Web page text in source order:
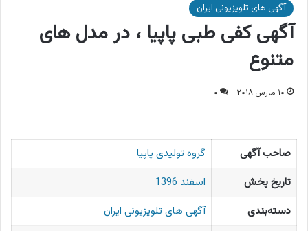
آگهی های تلویزیونی ایران
آگهی کفی طبی پاپیا ، در مدل های
متنوع
۱۰ مارس ۲۰۱۸ ۰
صاحب آگهی
گروه تولیدی پاپیا
تاریخ پخش
اسفند 1396
دسته‌بندی
آگهی های تلویزیونی ایران